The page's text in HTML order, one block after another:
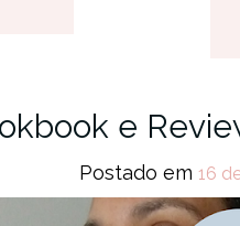
e
Postado em16